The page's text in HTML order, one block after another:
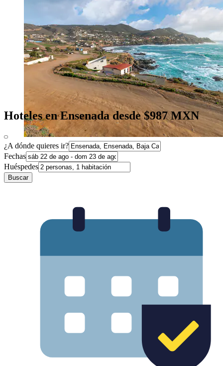
Hoteles en Ensenada desde $987 MXN
¿A dónde quieres ir?
Fechas
Huéspedes
Buscar